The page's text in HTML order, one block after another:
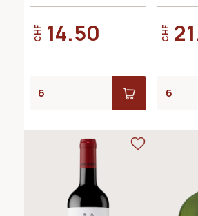
CHF 14.50 CHF